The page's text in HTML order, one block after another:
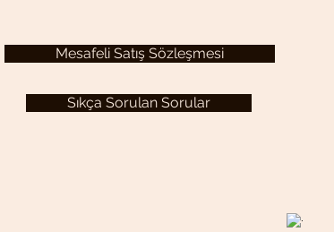
Sıkça Sorulan Sorular
Mesafeli Satış Sözleşmesi